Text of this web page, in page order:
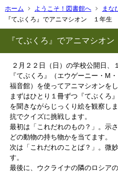
ホーム ようこそ！図書館へ
まな
『てぶくろ』でアニマシオン １年生
『てぶくろ』でアニマシオ
２月２２日（日）の学校公開日、
『てぶくろ』（エウゲーニー・М
福音館）を使ってアニマシオンをし
まずはひとり１冊ずつ『てぶくろ
を聞きながらじっくり絵を観察し
抗でクイズに挑戦します。
最初は「これだれのもの？」。示
どの動物の持ち物かを当てます。
次は「これだれのことば？」。微
す。
最後に、ウクライナの隣のロシア